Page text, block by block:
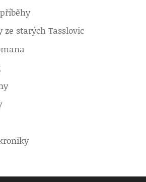
ze starých Tasslovic